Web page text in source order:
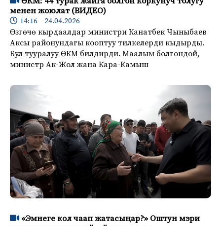
менен жоюлат (ВИДЕО)
14:16 24.04.2026
Өзгөчө кырдаалдар министри Канатбек Чыныбаев
Аксы районундагы кооптуу тилкелерди кыдырды.
Бул тууралуу ӨКМ билдирди. Маалым болгондой,
министр Ак-Жол жана Кара-Камыш
«Эмнеге кол чаап жатасыңар?» Оштун мэри